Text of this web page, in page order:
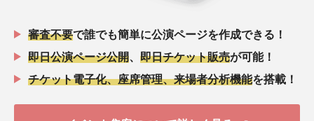
審査不要で誰でも簡単に公演ページを作成できる！
即日公演ページ公開
即日チケット販売が可能！
チケット電子化、座席管理、来場者分析機能を搭載！